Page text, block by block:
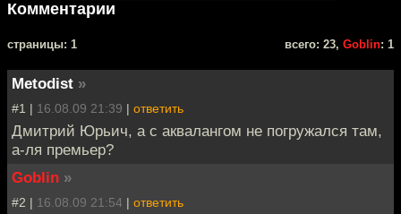
Комментарии
cтраницы: 1 всего: 23, Goblin: 1
Metodist »
#1 | 16.08.09 21:39 | ответить
Дмитрий Юрьич, а с аквалангом не погружался там,
а-ля премьер?
Goblin »
#2 | 16.08.09 21:54 | ответить